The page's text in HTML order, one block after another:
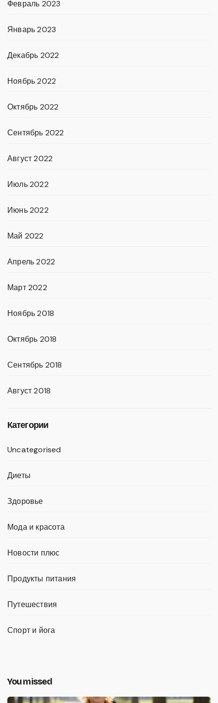
Февраль 2023
Январь 2023
Декабрь 2022
Ноябрь 2022
Октябрь 2022
Сентябрь 2022
Август 2022
Июль 2022
Июнь 2022
Май 2022
Апрель 2022
Март 2022
Ноябрь 2018
Октябрь 2018
Сентябрь 2018
Август 2018
Категории
Uncategorised
Диеты
Здоровье
Мода и красота
Новости плюс
Продукты питания
Путешествия
Спорт и йога
You missed